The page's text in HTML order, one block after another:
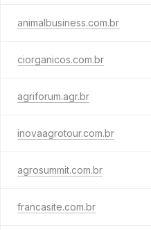
animalbusiness.com.br
ciorganicos.com.br
agriforum.agr.br
inovaagrotour.com.br
agrosummit.com.br
francasite.com.br